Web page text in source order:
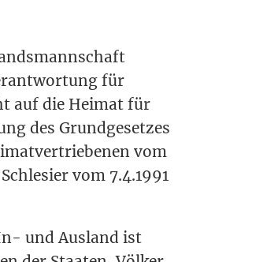
für
auf die Hei­mat für
des Grund­ge­set­zes
vom
vom 7.4.1991
und Aus­land ist